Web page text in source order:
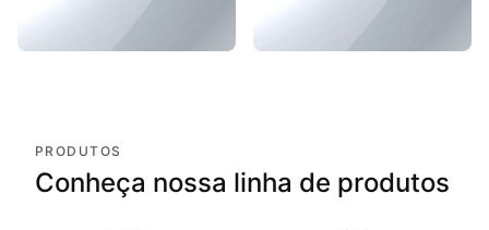
PRODUTOS
Conheça nossa linha de produtos